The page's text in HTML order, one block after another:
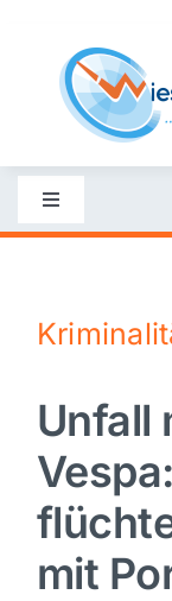
content
Toggle
Navigation
Nachrichten
Politik
Wirtschaft
Sport
Unfall
mit